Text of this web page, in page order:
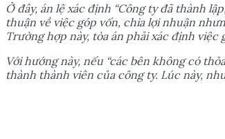
Ởđây, án lệxác định “Công ty đã thành lậ
thuận vềviệc góp vốn, chia lợi nhuận như
Trường hợp này, tòa án phải xác định việc
Với hướng này, nếu “các bên không có thỏ
thành thành viên của công ty. Lúc này, nh